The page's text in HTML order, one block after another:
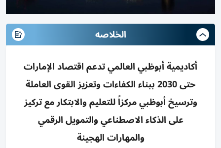
الخلاصه
أكاديمية أبوظبي العالمي تدعم اقتصاد الإمارات
حتى 2030 ببناء الكفاءات وتعزيز القوى العاملة
وترسيخ أبوظبي مركزاً للتعليم والابتكار مع تركيز
على الذكاء الاصطناعي والتمويل الرقمي
والمهارات الهجينة